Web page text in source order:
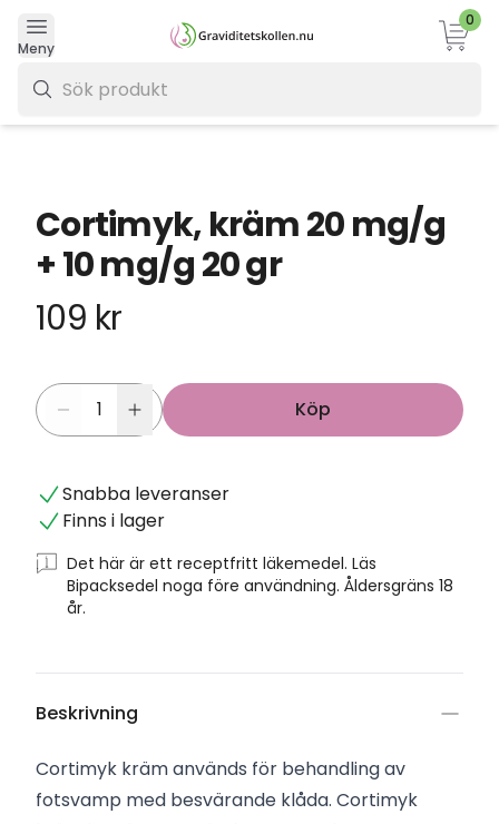
Meny
0
Cortimyk, kräm 20 mg/g
+ 10 mg/g 20 gr
109 kr
Köp
Snabba leveranser
Finns i lager
Det här är ett receptfritt läkemedel. Läs
Bipacksedel noga före användning. Åldersgräns 18
år.
Beskrivning
Cortimyk kräm används för behandling av
fotsvamp med besvärande klåda. Cortimyk